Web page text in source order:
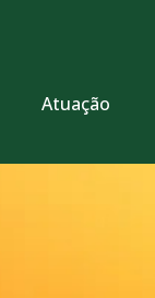
Atuação